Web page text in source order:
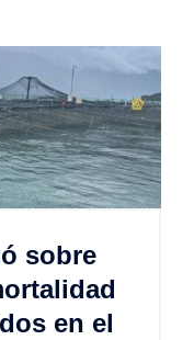
sobre
en el